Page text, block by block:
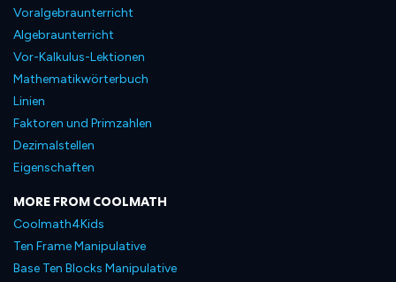
Voralgebraunterricht
Algebraunterricht
Vor-Kalkulus-Lektionen
Mathematikwörterbuch
Linien
Faktoren und Primzahlen
Dezimalstellen
Eigenschaften
MORE FROM COOLMATH
Coolmath4Kids
Ten Frame Manipulative
Base Ten Blocks Manipulative